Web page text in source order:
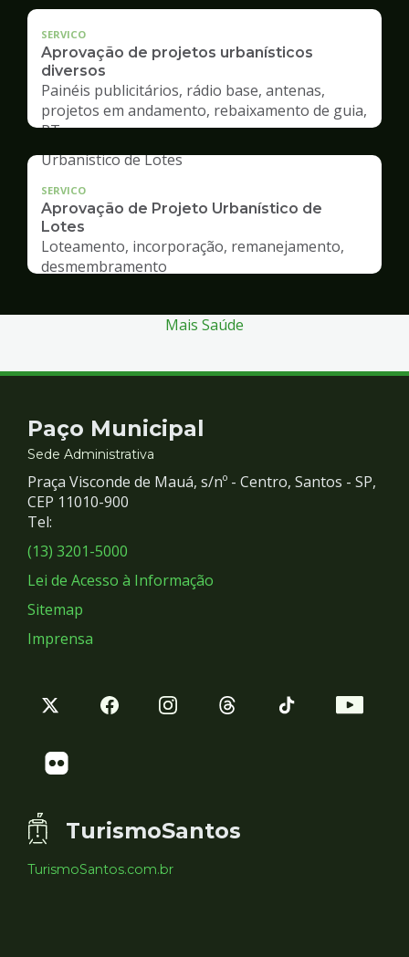
SERVICO
Aprovação de projetos urbanísticos
diversos
Painéis publicitários, rádio base, antenas,
projetos em andamento, rebaixamento de guia,
RT
SERVICO
Aprovação de Projeto Urbanístico de
Lotes
Loteamento, incorporação, remanejamento,
desmembramento
Mais Saúde
Contato
e
Redes
Sociais
Paço Municipal
Sede Administrativa
Praça Visconde de Mauá, s/nº - Centro, Santos - SP,
CEP 11010-900
Tel:
(13) 3201-5000
Lei de Acesso à Informação
Sitemap
Imprensa
TurismoSantos
TurismoSantos.com.br